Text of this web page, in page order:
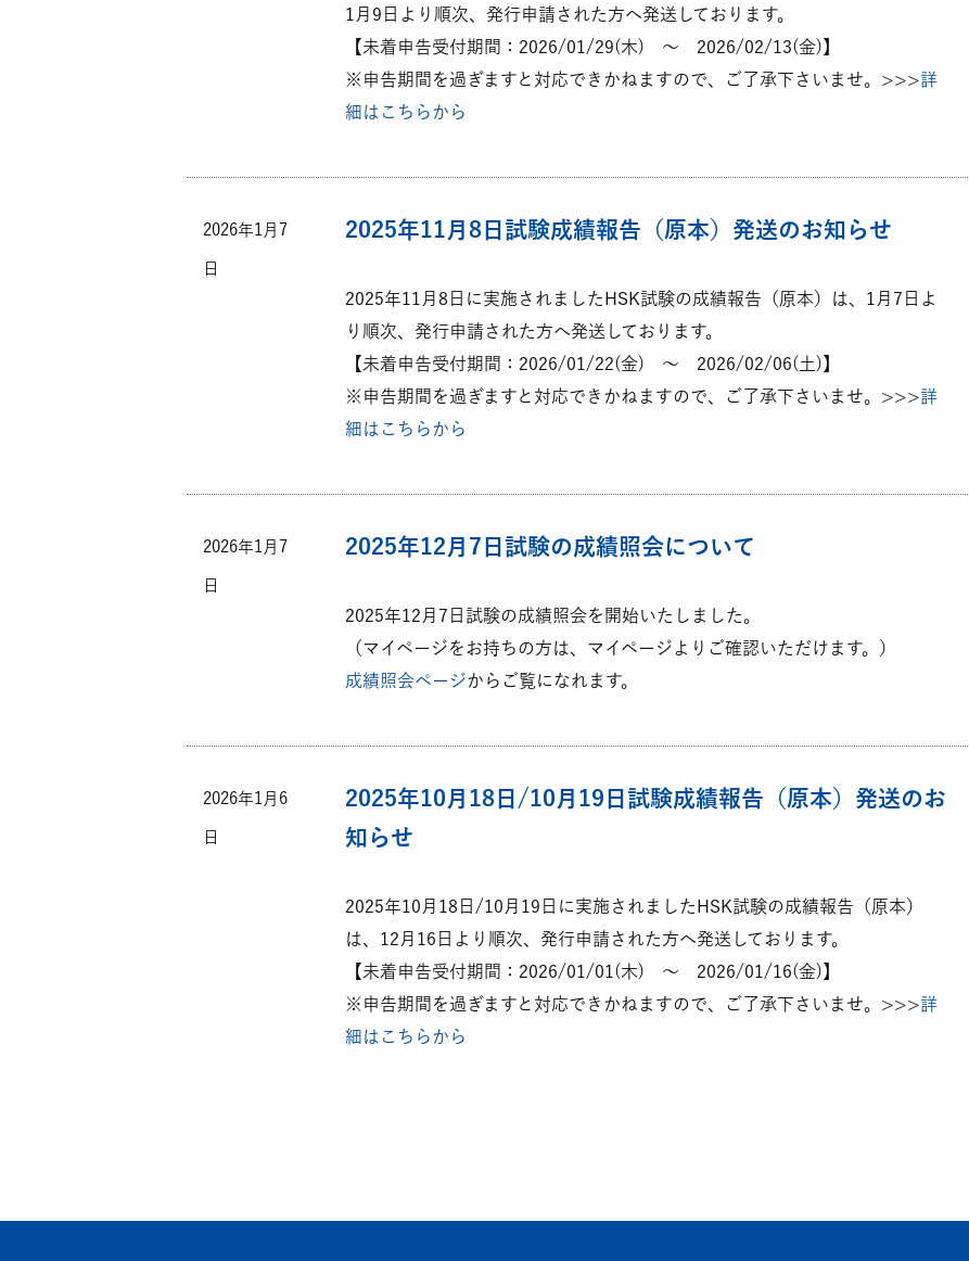
1月9日より順次、発行申請された方へ発送しております。
【未着申告受付期間：2026/01/29(木) ～ 2026/02/13(金)】
※申告期間を過ぎますと対応できかねますので、ご了承下さいませ。>>>詳
細はこちらから
2026年1月7
日
2025年11月8日試験成績報告（原本）発送のお知らせ
2025年11月8日に実施されましたHSK試験の成績報告（原本）は、1月7日よ
り順次、発行申請された方へ発送しております。
【未着申告受付期間：2026/01/22(金) ～ 2026/02/06(土)】
※申告期間を過ぎますと対応できかねますので、ご了承下さいませ。>>>詳
細はこちらから
2026年1月7
日
2025年12月7日試験の成績照会について
2025年12月7日試験の成績照会を開始いたしました。
（マイページをお持ちの方は、マイページよりご確認いただけます。）
成績照会ページからご覧になれます。
2026年1月6
日
2025年10月18日/10月19日試験成績報告（原本）発送のお
知らせ
2025年10月18日/10月19日に実施されましたHSK試験の成績報告（原本）
は、12月16日より順次、発行申請された方へ発送しております。
【未着申告受付期間：2026/01/01(木) ～ 2026/01/16(金)】
※申告期間を過ぎますと対応できかねますので、ご了承下さいませ。>>>詳
細はこちらから